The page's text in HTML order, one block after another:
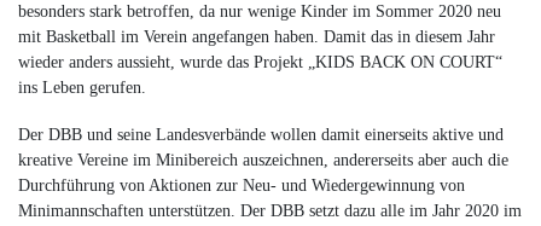
besonders stark betroffen, da nur wenige Kinder im Sommer 2020 neu
mit Basketball im Verein angefangen haben. Damit das in diesem Jahr
wieder anders aussieht, wurde das Projekt „KIDS BACK ON COURT“
ins Leben gerufen.
Der DBB und seine Landesverbände wollen damit einerseits aktive und
kreative Vereine im Minibereich auszeichnen, andererseits aber auch die
Durchführung von Aktionen zur Neu- und Wiedergewinnung von
Minimannschaften unterstützen. Der DBB setzt dazu alle im Jahr 2020 im